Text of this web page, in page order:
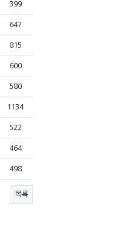
399
647
815
600
580
1134
522
464
498
목록